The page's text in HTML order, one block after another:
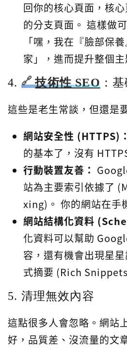
回你的核心頁面，核
的分支頁面。 這樣做
「嘿，我在『臉部保
家」，進而提升整個主
4. 技術性 SEO：
這些是老生常談，但還是
網站安全性 (HTTPS)：
的基本了，沒有
行動裝置友善：
站為主要索引依據了
xing)。 你的網站在手
網站結構化資料
化資料可以幫助
容，還有機會出現星
式摘要 (Rich
5. 清理無效內容
這點很多人會忽略。網站
好，品質差、沒流量的文